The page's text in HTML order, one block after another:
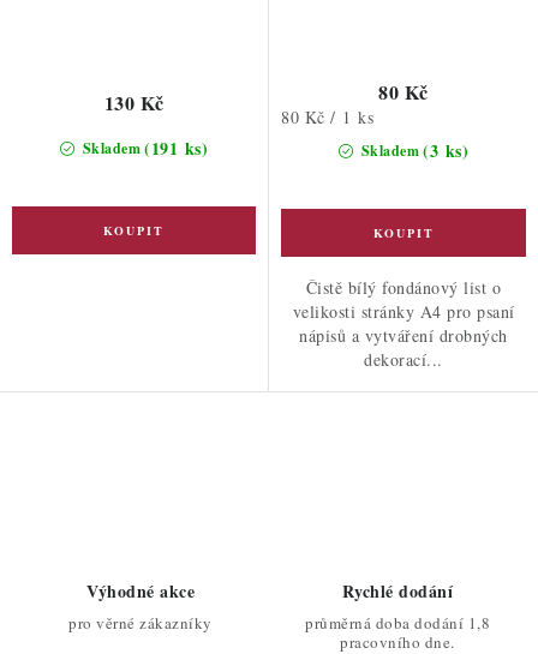
Skladem(191 ks)
130 Kč
Skladem(3 ks)
80 Kč
Měrná
80 Kč / 1 ks
Čistě bílý fondánový list o
velikosti stránky A4 pro psaní
nápisů a vytváření drobných
dekorací...
Výhodné akce
pro věrné zákazníky
Rychlé dodání
průměrná doba dodání 1,8
pracovního dne.